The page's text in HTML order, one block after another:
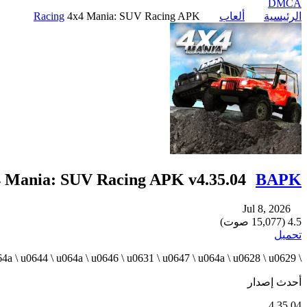
DMCA
الرئيسية
ألعاب Racing 4x4 Mania: SUV Racing APK
Mania: SUV Racing APK v4.35.04 BAPK
Jul 8, 2026
4.5 (15,077 صوت)
تحميل
\ u0648 \ u064a \ u0644 \ u064a \ u0646 \ u0631 \ u0647 \ u064a \ u0628 \ u0629!
أحدث إصدار